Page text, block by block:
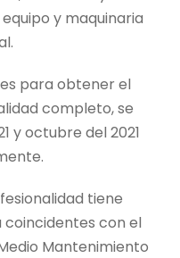
y maquinaria
para obtener el
completo, se
y octubre del 2021
tiene
con el
Mantenimiento